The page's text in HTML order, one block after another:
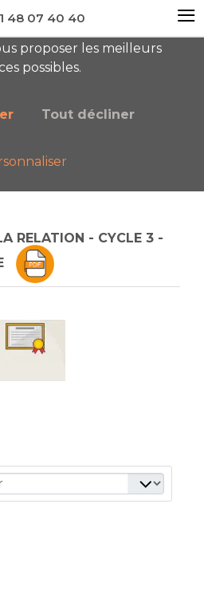
AC
Catalogue général
RELATION - CYCLE 3 -
proposer les meilleurs
possibles.
Tout décliner
48 07 40 40 ≡